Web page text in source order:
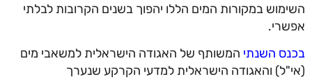
השימוש במקורות המים הללו יהפוך בשנים הקרובות לבלתי
אפשרי.
בכנס השנתי המשותף של האגודה הישראלית למשאבי מים
(אי"ל) והאגודה הישראלית למדעי הקרקע שנערך